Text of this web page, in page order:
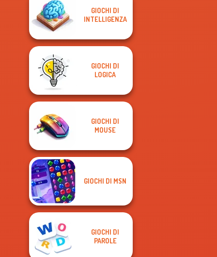
GIOCHI DI
INTELLIGENZA
GIOCHI DI
LOGICA
GIOCHI DI
MOUSE
GIOCHI DI MSN
GIOCHI DI
PAROLE